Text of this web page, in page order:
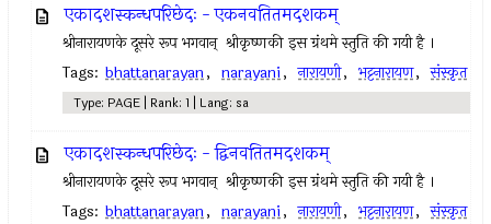
एकादशस्कन्धपरिछेदः - एकनवतितमदशकम्
श्रीनारायणके दूसरे रूप भगवान् ‍ श्रीकृष्णकी इस ग्रंथमे स्तुति की गयी है ।
Tags: bhattanarayan, narayani, नारायणी, भट्टनारायण, संस्कृत
Type: PAGE | Rank: 1 | Lang: sa
एकादशस्कन्धपरिछेदः - द्विनवतितमदशकम्
श्रीनारायणके दूसरे रूप भगवान् ‍ श्रीकृष्णकी इस ग्रंथमे स्तुति की गयी है ।
Tags: bhattanarayan, narayani, नारायणी, भट्टनारायण, संस्कृत